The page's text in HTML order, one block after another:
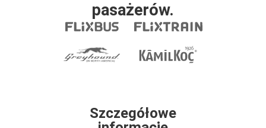
pasażerów.
Szczegółowe